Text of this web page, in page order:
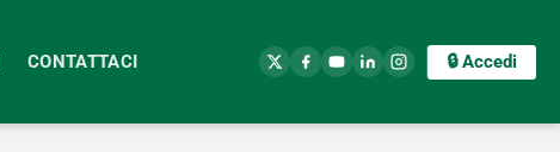
CONTATTACI 🔒 Accedi